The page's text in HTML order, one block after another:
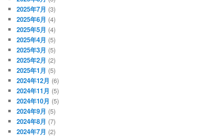
2025年7月 (3)
2025年6月 (4)
2025年5月 (4)
2025年4月 (5)
2025年3月 (5)
2025年2月 (2)
2025年1月 (5)
2024年12月 (6)
2024年11月 (5)
2024年10月 (5)
2024年9月 (5)
2024年8月 (7)
2024年7月 (2)